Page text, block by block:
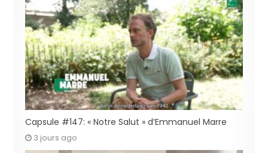
Capsule #147: « Notre Salut » d’Emmanuel Marre
3 jours ago